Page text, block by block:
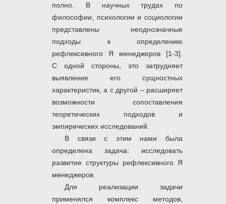
полно. В научных трудах по
философии, психологии и социологии
представлены неоднозначные
подходы к определению
рефлексивного Я менеджеров [1-3].
С одной стороны, это затрудняет
выявление его сущностных
характеристик, а с другой – расширяет
возможности сопоставления
теоретических подходов и
эмпирических исследований.
В связи с этим нами была
определена задача: исследовать
развитие структуры рефлексивного Я
менеджеров.
Для реализации задачи
применялся комплекс методов,